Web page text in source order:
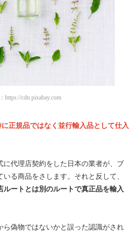
https://cdn.pixabay.com
正規品ではなく並行輸入品として仕入
に代理店契約をした日本の業者が、ブ
る商品をさします。それと反して、
ルートとは別のルートで真正品を輸入
ら偽物ではないかと誤った認識がされ